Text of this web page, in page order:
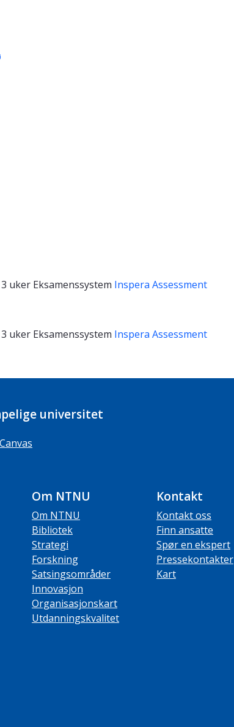
3 uker Eksamenssystem Inspera Assessment
3 uker Eksamenssystem Inspera Assessment
universitet
Canvas
Om NTNU
Om NTNU
Bibliotek
Strategi
Forskning
Satsingsområder
Innovasjon
Organisasjonskart
Utdanningskvalitet
Kontakt
Kontakt oss
Finn ansatte
Spør en ekspert
Pressekontakter
Kart